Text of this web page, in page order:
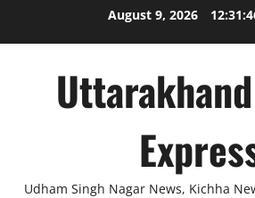
August 9, 2026
Udham Singh Nagar News, Kichha